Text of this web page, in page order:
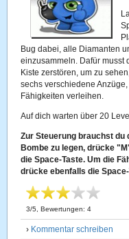
Bug dabei, alle Diamanten
einzusammeln. Dafür musst
Kiste zerstören, um zu
sechs verschiedene
Fähigkeiten verleihen.
Auf dich warten über 20
Zur Steuerung brauchst du
Bombe zu legen, drücke
die Space-Taste. Um die
drücke ebenfalls die
3/5 , Bewertungen:4
› Kommentar schreiben